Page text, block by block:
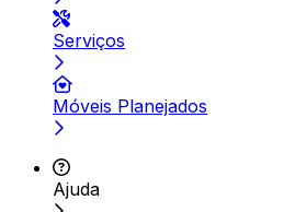
Serviços
Móveis Planejados
Ajuda